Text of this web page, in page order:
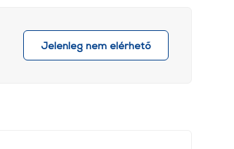
Jelenleg nem elérhető